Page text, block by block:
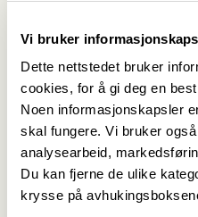
Vi bruker
Dette nettstedet bruker
cookies, for å gi deg en
Noen informasjonskapsler
skal fungere. Vi bruker
analysearbeid,
Du kan fjerne de ulike
krysse på
De fysiske samlingene
gjestegård 10 min
Om kursholderne:
Elisabeth Østrem fraAFF
forskningsfond) er
utdannet psykolog og
medlederutvikling på
prosjektleder for